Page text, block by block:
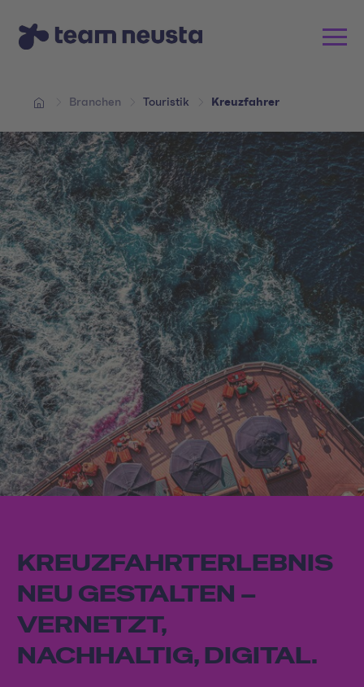
Branchen Touristik Kreuzfahrer
KREUZFAHRTERLEBNIS
NEU GESTALTEN –
VERNETZT,
NACHHALTIG, DIGITAL.